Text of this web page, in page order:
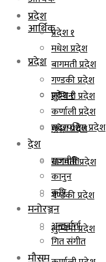
आर्थिक
प्रदेश
प्रदेश १
मधेश प्रदेश
बागमती प्रदेश
गण्डकी प्रदेश
लुम्बिनी प्रदेश
प्रदेश
प्रदेश १
मधेश प्रदेश
बागमती प्रदेश
गण्डकी प्रदेश
लुम्बिनी प्रदेश
कर्णाली प्रदेश
सुदूरपश्चिम प्रदेश
देश
राजनीति
कानुन
कृषि
मनोरञ्जन
अन्तर्वार्ता
गित संगीत
मौसम